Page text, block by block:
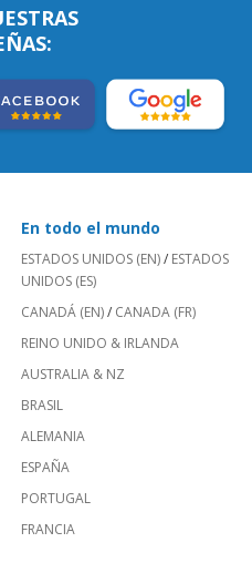
En todo el mundo
ESTADOS UNIDOS (EN)/ ESTADOS
UNIDOS (ES)
CANADÁ (EN)/ CANADA (FR)
REINO UNIDO & IRLANDA
AUSTRALIA & NZ
BRASIL
ALEMANIA
ESPAÑA
PORTUGAL
FRANCIA